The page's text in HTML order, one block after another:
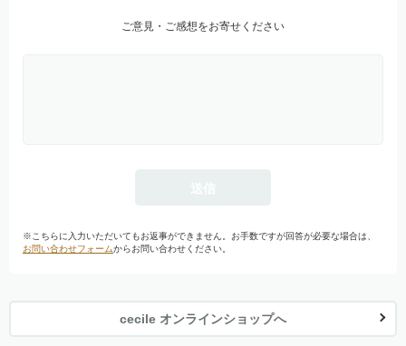
ご意見・ご感想をお寄せください
※こちらに入力いただいてもお返事ができません。お手数ですが回答が必要な場合は、
お問い合わせフォームからお問い合わせください。
cecile オンラインショップへ